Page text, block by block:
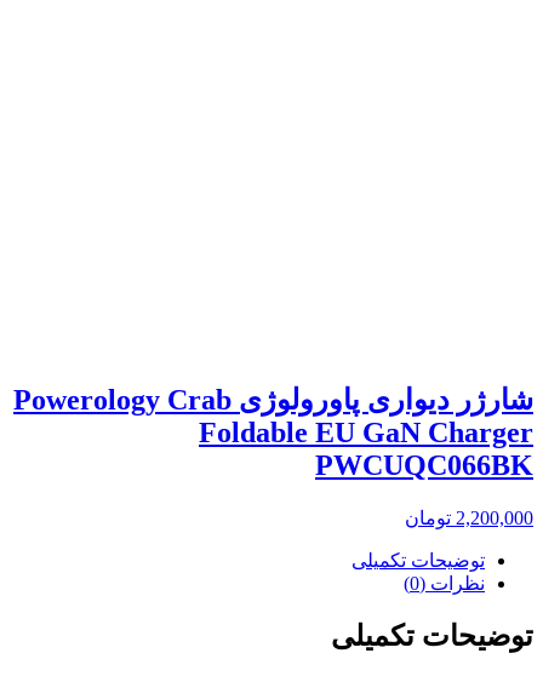
شارژر دیواری پاورولوژی Powerology Crab
Foldable EU GaN Charger
PWCUQC066BK
2,200,000 تومان
توضیحات تکمیلی
نظرات (0)
توضیحات تکمیلی